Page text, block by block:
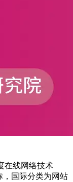
线网络技术
，国际分类为网站